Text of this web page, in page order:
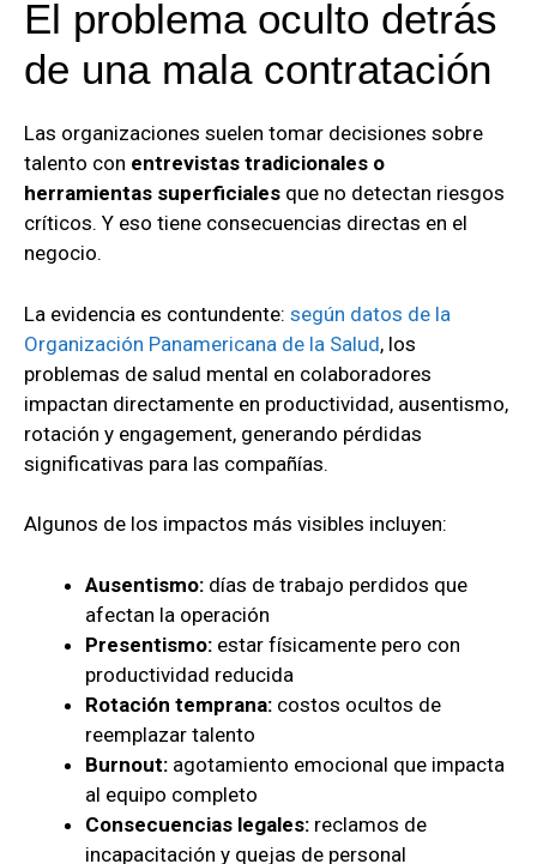
El problema oculto detrás
de una mala contratación
Las organizaciones suelen tomar decisiones sobre
talento con entrevistas tradicionales o
herramientas superficiales que no detectan riesgos
críticos. Y eso tiene consecuencias directas en el
negocio.
La evidencia es contundente: según datos de la
Organización Panamericana de la Salud, los
problemas de salud mental en colaboradores
impactan directamente en productividad, ausentismo,
rotación y engagement, generando pérdidas
significativas para las compañías.
Algunos de los impactos más visibles incluyen:
Ausentismo: días de trabajo perdidos que
afectan la operación
Presentismo: estar físicamente pero con
productividad reducida
Rotación temprana: costos ocultos de
reemplazar talento
Burnout: agotamiento emocional que impacta
al equipo completo
Consecuencias legales: reclamos de
incapacitación y quejas de personal